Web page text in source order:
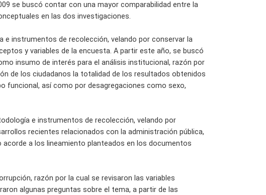
se buscó contar con una mayor comparabilidad entre la
en las dos investigaciones.
e instrumentos de recolección, velando por conservar la
y variables de la encuesta. A partir este año, se buscó
insumo de interés para el análisis institucional, razón por
de los ciudadanos la totalidad de los resultados obtenidos
funcional, así como por desagregaciones como sexo,
e instrumentos de recolección, velando por
recientes relacionados con la administración pública,
a los lineamiento planteados en los documentos
razón por la cual se revisaron las variables
algunas preguntas sobre el tema, a partir de las